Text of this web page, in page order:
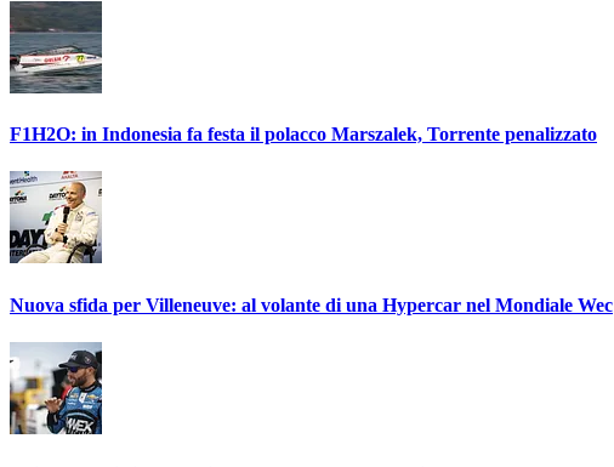
F1H2O: in Indonesia fa festa il polacco Marszalek, Torrente penalizzato
Nuova sfida per Villeneuve: al volante di una Hypercar nel Mondiale Wec